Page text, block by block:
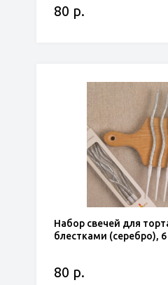
80 р.
Набор свечей для
блестками (серебро),
80 р.